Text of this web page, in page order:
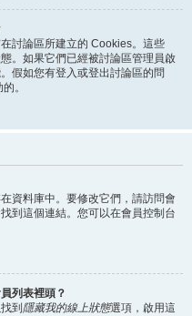
討論區所建立的 Cookies。這些
。如果它們已經被討論區管理員啟
假如您有登入或登出討論區的問
。
資料庫中。要修改它們，請訪問會
到這個連結。您可以在會員控制台
列表裡頭？
到 隱藏我的線上狀態選項，啟用這